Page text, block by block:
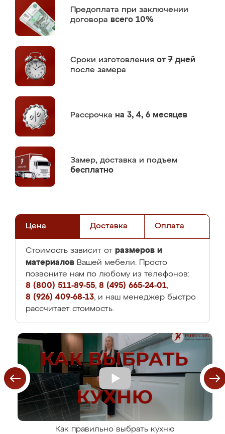
Предоплата при заключении
договора всего 10%
Сроки изготовления от 7 дней
после замера
Рассрочка на 3, 4, 6 месяцев
Замер, доставка и подъем
бесплатно
Цена Доставка Оплата
Стоимость зависит от размеров и
материалов Вашей мебели. Просто
позвоните нам по любому из телефонов:
8 (800) 511-89-55, 8 (495) 665-24-01,
8 (926) 409-68-13, и наш менеджер быстро
рассчитает стоимость.
Как правильно выбрать кухню